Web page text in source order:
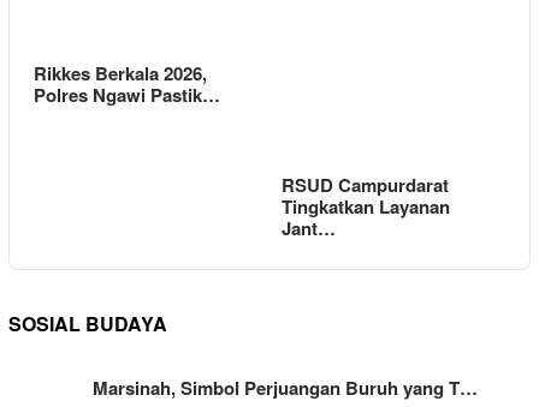
Rikkes Berkala 2026,
Polres Ngawi Pastik…
RSUD Campurdarat
Tingkatkan Layanan
Jant…
SOSIAL BUDAYA
Marsinah, Simbol Perjuangan Buruh yang T…